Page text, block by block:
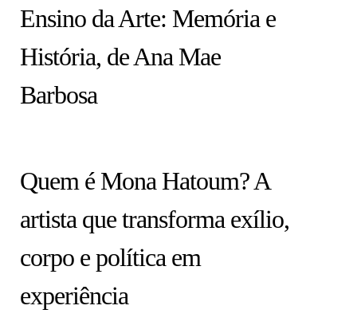
Ensino da Arte: Memória e
História, de Ana Mae
Barbosa
Quem é Mona Hatoum? A
artista que transforma exílio,
corpo e política em
experiência